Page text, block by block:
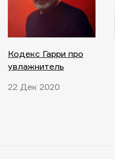
Кодекс Гарри про
увлажнитель
22 Дек 2020